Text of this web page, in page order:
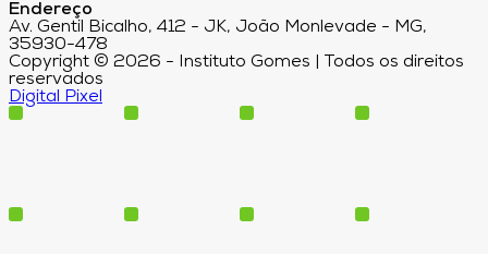
Endereço
Av. Gentil Bicalho, 412 - JK, João Monlevade - MG,
35930-478
Copyright © 2026 - Instituto Gomes | Todos os direitos
reservados
Digital Pixel